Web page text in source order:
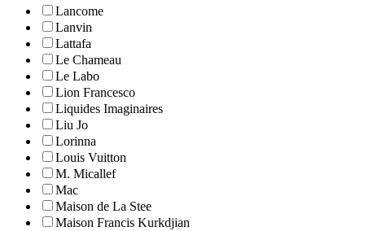
Lancome
Lanvin
Lattafa
Le Chameau
Le Labo
Lion Francesco
Liquides Imaginaires
Liu Jo
Lorinna
Louis Vuitton
M. Micallef
Mac
Maison de La Stee
Maison Francis Kurkdjian